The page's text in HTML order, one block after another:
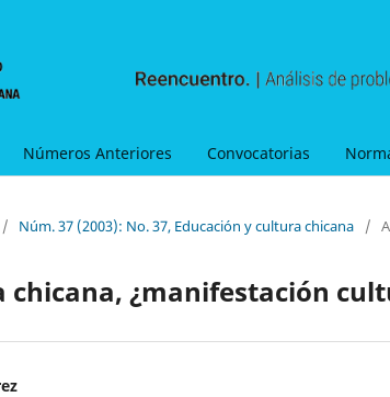
Números Anteriores Convocatorias
/ Núm. 37 (2003): No. 37, Educación y cultura chicana /
chicana, ¿manifestación